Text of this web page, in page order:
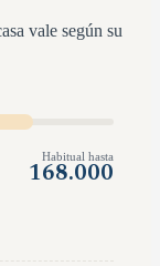
vale según su
Habitual hasta
168.000